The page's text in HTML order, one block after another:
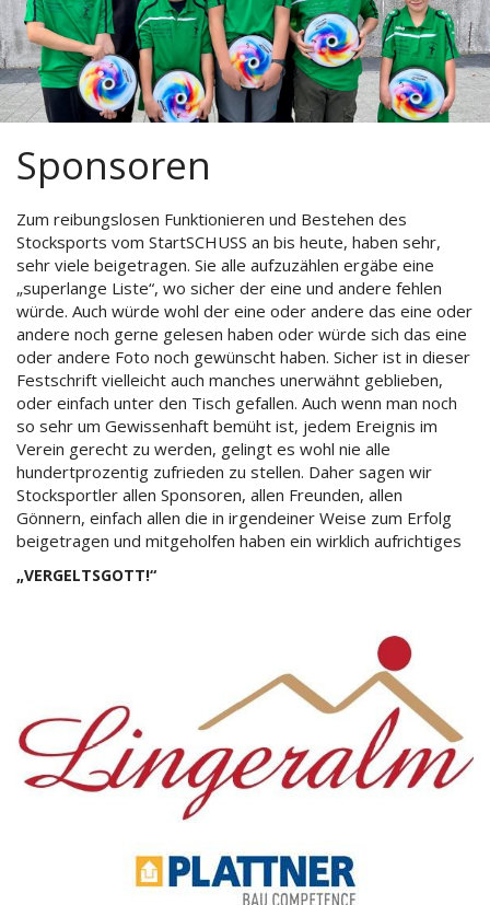
Sponsoren
Zum reibungslosen Funktionieren und Bestehen des
Stocksports vom StartSCHUSS an bis heute, haben sehr,
sehr viele beigetragen. Sie alle aufzuzählen ergäbe eine
„superlange Liste“, wo sicher der eine und andere fehlen
würde. Auch würde wohl der eine oder andere das eine oder
andere noch gerne gelesen haben oder würde sich das eine
oder andere Foto noch gewünscht haben. Sicher ist in dieser
Festschrift vielleicht auch manches unerwähnt geblieben,
oder einfach unter den Tisch gefallen. Auch wenn man noch
so sehr um Gewissenhaft bemüht ist, jedem Ereignis im
Verein gerecht zu werden, gelingt es wohl nie alle
hundertprozentig zufrieden zu stellen. Daher sagen wir
Stocksportler allen Sponsoren, allen Freunden, allen
Gönnern, einfach allen die in irgendeiner Weise zum Erfolg
beigetragen und mitgeholfen haben ein wirklich aufrichtiges
„VERGELTSGOTT!“